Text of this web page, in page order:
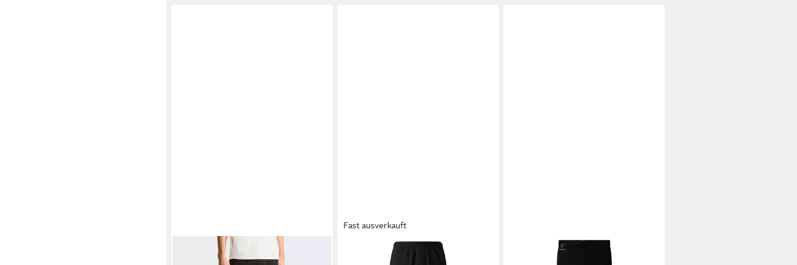
THE NORTH FACE
Trekkinghose M
Fast ausverkauft
THE NORTH FACE
Funktionshose M
THE NORTH FACE
Outdoorhose